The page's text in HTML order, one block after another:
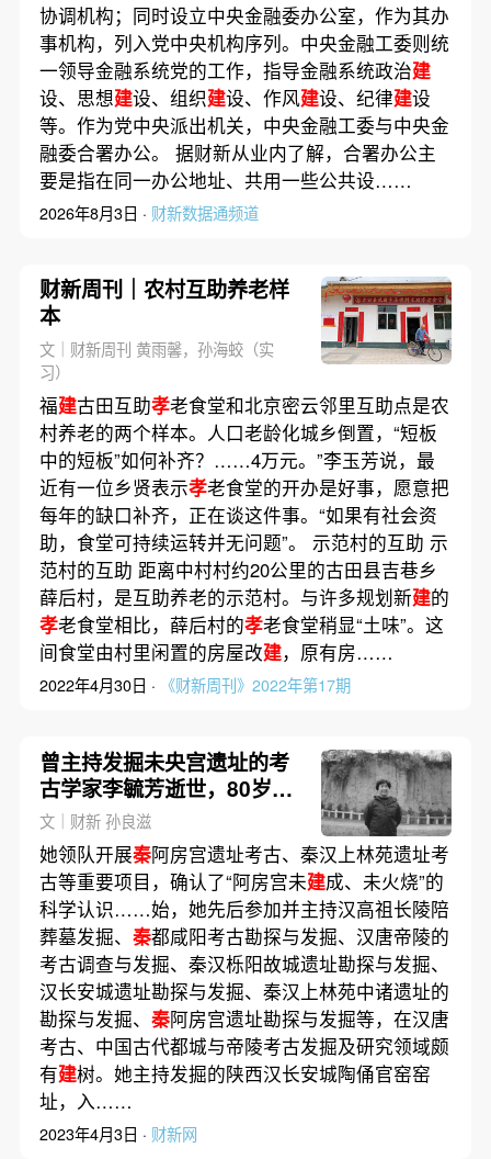
协调机构；同时设立中央金融委办公室，作为其办
事机构，列入党中央机构序列。中央金融工委则统
一领导金融系统党的工作，指导金融系统政治建
设、思想建设、组织建设、作风建设、纪律建设
等。作为党中央派出机关，中央金融工委与中央金
融委合署办公。 据财新从业内了解，合署办公主
要是指在同一办公地址、共用一些公共设……
2026年8月3日 · 财新数据通频道
财新周刊｜农村互助养老样
本
文｜财新周刊 黄雨馨，孙海蛟（实
习）
福建古田互助孝老食堂和北京密云邻里互助点是农
村养老的两个样本。人口老龄化城乡倒置，“短板
中的短板”如何补齐？……4万元。”李玉芳说，最
近有一位乡贤表示孝老食堂的开办是好事，愿意把
每年的缺口补齐，正在谈这件事。“如果有社会资
助，食堂可持续运转并无问题”。 示范村的互助 示
范村的互助 距离中村村约20公里的古田县吉巷乡
薛后村，是互助养老的示范村。与许多规划新建的
孝老食堂相比，薛后村的孝老食堂稍显“土味”。这
间食堂由村里闲置的房屋改建，原有房……
2022年4月30日 · 《财新周刊》2022年第17期
曾主持发掘未央宫遗址的考
古学家李毓芳逝世，80岁｜
讣闻
文｜财新 孙良滋
她领队开展秦阿房宫遗址考古、秦汉上林苑遗址考
古等重要项目，确认了“阿房宫未建成、未火烧”的
科学认识……始，她先后参加并主持汉高祖长陵陪
葬墓发掘、 秦都咸阳考古勘探与发掘、汉唐帝陵的
考古调查与发掘、秦汉栎阳故城遗址勘探与发掘、
汉长安城遗址勘探与发掘、秦汉上林苑中诸遗址的
勘探与发掘、 秦阿房宫遗址勘探与发掘等，在汉唐
考古、中国古代都城与帝陵考古发掘及研究领域颇
有建树。她主持发掘的陕西汉长安城陶俑官窑窑
址，入……
2023年4月3日 · 财新网